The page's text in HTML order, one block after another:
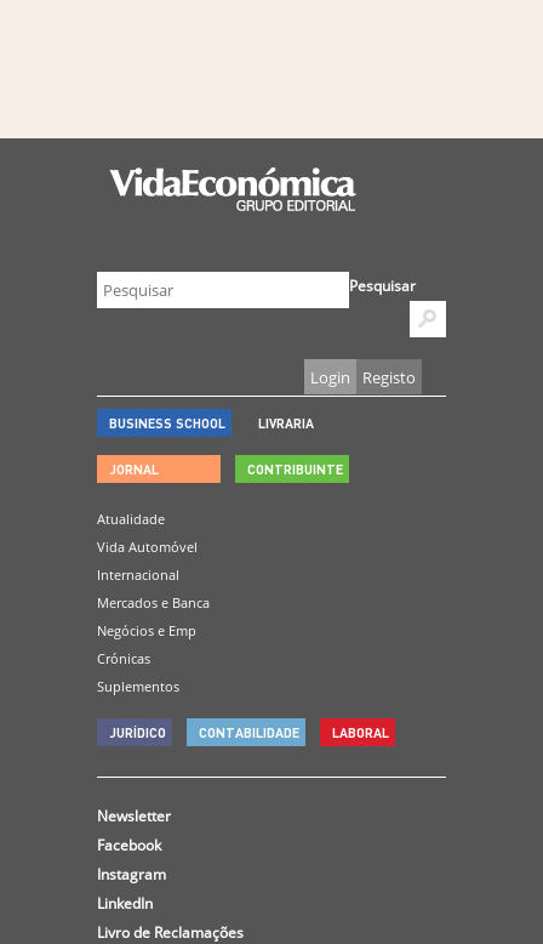
Pesquisar
Login Registo
BUSINESS SCHOOL LIVRARIA
JORNAL
Atualidade
Vida Automóvel
Internacional
Mercados e Banca
Negócios e Emp
Crónicas
Suplementos
CONTRIBUINTE
JURÍDICO CONTABILIDADE LABORAL
Newsletter
Facebook
Instagram
LinkedIn
Livro de Reclamações